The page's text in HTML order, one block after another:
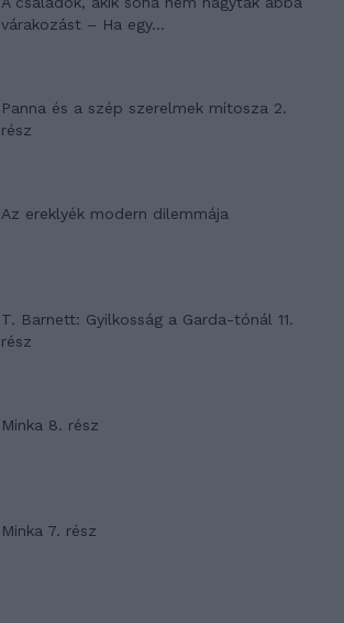
várakozást – Ha egy...
Panna és a szép szerelmek mítosza 2.
rész
Az ereklyék modern dilemmája
T. Barnett: Gyilkosság a Garda-tónál 11.
rész
Minka 8. rész
Minka 7. rész